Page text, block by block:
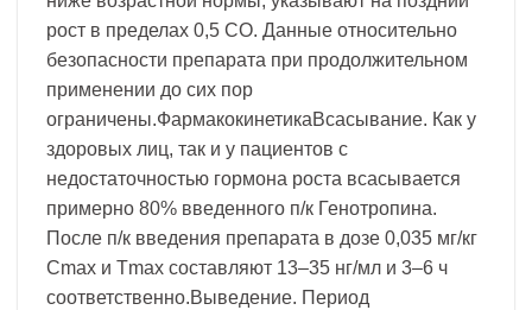
рост в пределах 0,5 СО. Данные относительно
безопасности препарата при продолжительном
применении до сих пор
ограничены.ФармакокинетикаВсасывание. Как у
здоровых лиц, так и у пациентов с
недостаточностью гормона роста всасывается
примерно 80% введенного п/к Генотропина.
После п/к введения препарата в дозе 0,035 мг/кг
Cmax и Тmax составляют 13–35 нг/мл и 3–6 ч
соответственно.Выведение. Период